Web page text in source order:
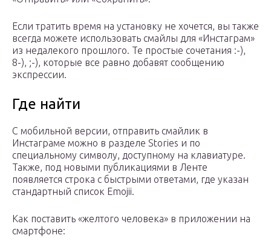
Если тратить время на установку не хочется, вы также
всегда можете использовать смайлы для «Инстаграм»
из недалекого прошлого. Те простые сочетания :-),
8-), ;-), которые все равно добавят сообщению
экспрессии.
Где найти
С мобильной версии, отправить смайлик в
Инстаграме можно в разделе Stories и по
специальному символу, доступному на клавиатуре.
Также, под новыми публикациями в Ленте
появляется строка с быстрыми ответами, где указан
стандартный список Emojii.
Как поставить «желтого человека» в приложении на
смартфоне: